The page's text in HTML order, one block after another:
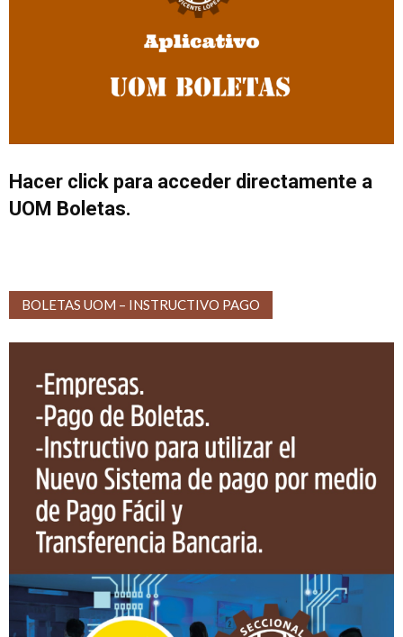
Hacer click para acceder directamente a
UOM Boletas.
BOLETAS UOM – INSTRUCTIVO PAGO